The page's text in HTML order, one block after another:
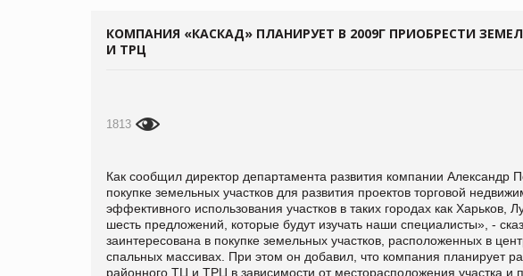
КОМПАНИЯ «КАСКАД» ПЛАНИРУЕТ В 2009Г ПРИОБРЕСТИ
И ТРЦ
1813
Как сообщил директор департамента развития компании Александр
покупке земельных участков для развития проектов торговой
эффективного использования участков в таких городах как
шесть предложений, которые будут изучать наши специалисты», -
заинтересована в покупке земельных участков, расположенных в
спальных массивах. При этом он добавил, что компания планирует
районного ТЦ и ТРЦ в зависимости от месторасположения участка и